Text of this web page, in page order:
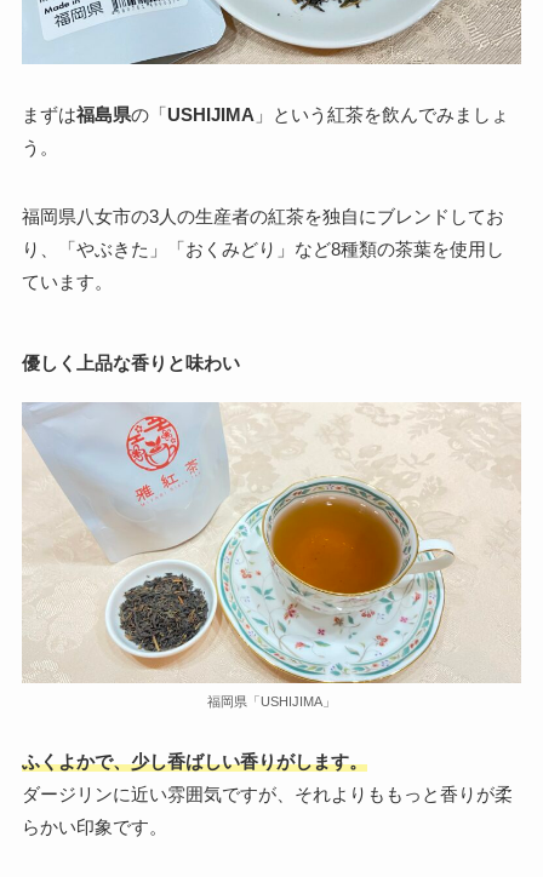
まずは福島県の「USHIJIMA 」という紅茶を飲んでみましょ
う。
福岡県八女市の3人の生産者の紅茶を独自にブレンドしてお
り、「やぶきた」「おくみどり」など8種類の茶葉を使用し
ています。
優しく上品な香りと味わい
福岡県「USHIJIMA」
ふくよかで、少し香ばしい香りがします。
ダージリンに近い雰囲気ですが、それよりももっと香りが柔
らかい印象です。